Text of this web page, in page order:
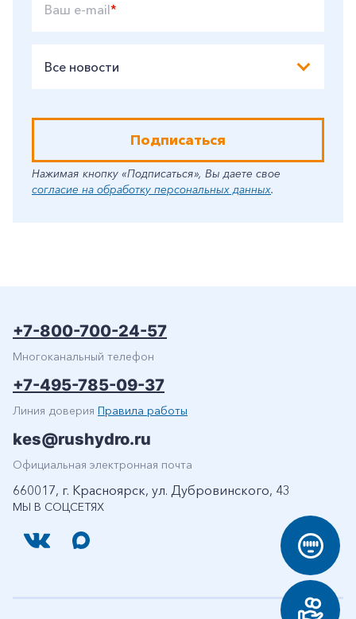
Ваш e-mail*
Все новости
Подписаться
Нажимая кнопку «Подписаться», Вы даете свое
согласие на обработку персональных данных.
МЫ В СОЦСЕТЯХ
+7-800-700-24-57
Многоканальный телефон
+7-495-785-09-37
Линия доверия Правила работы
kes@rushydro.ru
Официальная электронная почта
660017, г. Красноярск, ул. Дубровинского, 43